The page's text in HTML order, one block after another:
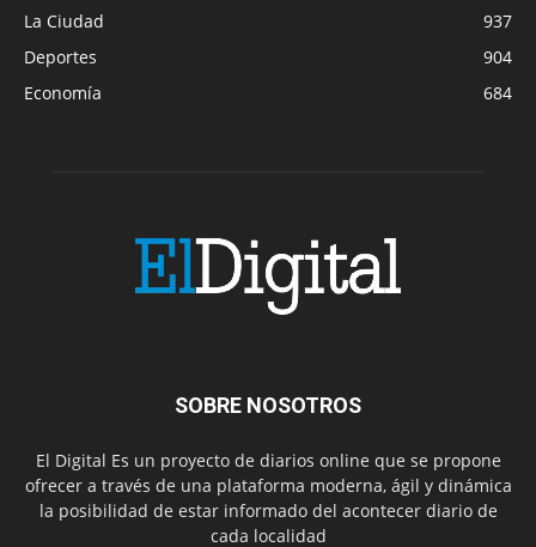
La Ciudad
937
Deportes
904
Economía
684
SOBRE NOSOTROS
El Digital Es un proyecto de diarios online que se propone
ofrecer a través de una plataforma moderna, ágil y dinámica
la posibilidad de estar informado del acontecer diario de
cada localidad